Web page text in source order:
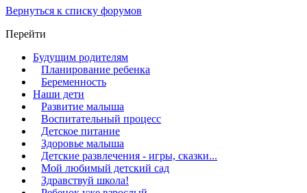
Вернуться к списку форумов
Перейти
Будущим родителям
Планирование ребенка
Беременность
Наши дети
Развитие малыша
Воспитательный процесс
Детское питание
Здоровье малыша
Детские развлечения - игры, сказки...
Мой любимый детский сад
Здравствуй школа!